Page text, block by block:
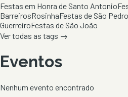
Festas em Honra de Santo Antonio
BarreirosRosinhaFestas de São Pedro
GuerreiroFestas de São João
Ver todas as tags →
Eventos
Nenhum evento encontrado